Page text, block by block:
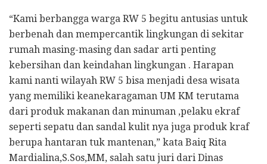
“Kami berbangga warga RW 5 begitu antusias untuk
berbenah dan mempercantik lingkungan di sekitar
rumah masing-masing dan sadar arti penting
kebersihan dan keindahan lingkungan . Harapan
kami nanti wilayah RW 5 bisa menjadi desa wisata
yang memiliki keanekaragaman UM KM terutama
dari produk makanan dan minuman ,pelaku ekraf
seperti sepatu dan sandal kulit nya juga produk kraf
berupa hantaran tuk mantenan,” kata Baiq Rita
Mardialina,S.Sos,MM, salah satu juri dari Dinas